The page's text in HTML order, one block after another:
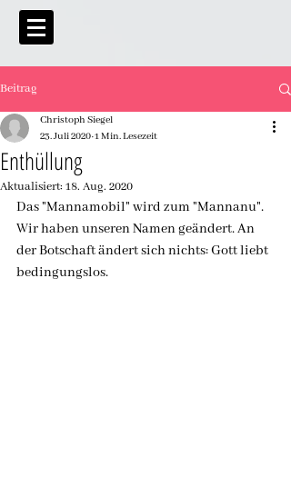
Beitrag
Enthüllung
Christoph Siegel
23. Juli 2020 1 Min. Lesezeit
Aktualisiert: 18. Aug. 2020
Das "Mannamobil" wird zum "Mannanu".
Wir haben unseren Namen geändert. An
der Botschaft ändert sich nichts: Gott liebt
bedingungslos.